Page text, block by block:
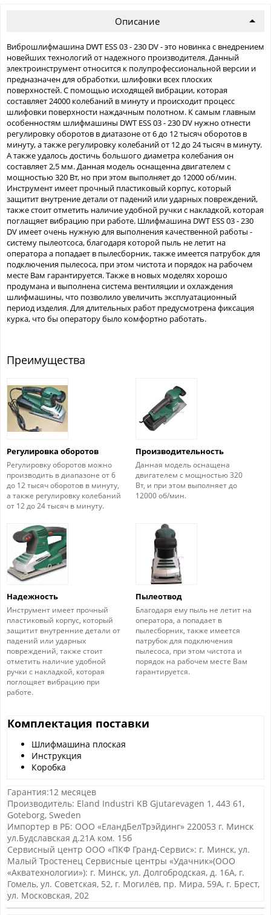
Описание
Виброшлифмашина DWT ESS 03 - 230 DV - это новинка с внедрением
новейших технологий от надежного производителя. Данный
электроинструмент относится к полупрофессиональной версии и
предназначен для обработки, шлифовки всех плоских
поверхностей. С помощью исходящей вибрации, которая
составляет 24000 колебаний в минуту и происходит процесс
шлифовки поверхности наждачным полотном. К самым главным
особенностям шлифмашины DWT ESS 03 - 230 DV нужно отнести
регулировку оборотов в диатазоне от 6 до 12 тысяч оборотов в
минуту, а также регулировку колебаний от 12 до 24 тысяч в минуту.
А также удалось достичь большого диаметра колебания он
составляет 2,5 мм. Данная модель оснащенна двигателем с
мощностью 320 Вт, но при этом выполняет до 12000 об/мин.
Инструмент имеет прочный пластиковый корпус, который
защитит внутрение детали от падений или ударных повреждений,
также стоит отметить наличие удобной ручки с накладкой, которая
поглащяет вибрацию при работе. Шлифмашина DWT ESS 03 - 230
DV имеет очень нужную для выполнения качественной работы -
систему пылеотсоса, благодаря которой пыль не летит на
оператора а попадает в пылесборник, также имеется патрубок для
подключения пылесоса, при этом чистота и порядок на рабочем
месте Вам гарантируется. Также в новых моделях хорошо
продумана и выполнена система вентиляции и охлаждения
шлифмашины, что позволило увеличить эксплуатационный
период изделия. Для длительных работ предусмотрена фиксация
курка, что бы оператору было комфортно работать.
Преимущества
Регулировка оборотов
Регулировку оборотов можно
производить в диапазоне от 6
до 12 тысяч оборотов в минуту,
а также регулировку колебаний
от 12 до 24 тысяч в минуту.
Производительность
Данная модель оснащена
двигателем с мощностью 320
Вт, и при этом выполняет до
12000 об/мин.
Надежность
Инструмент имеет прочный
пластиковый корпус, который
защитит внутренние детали от
падений или ударных
повреждений, также стоит
отметить наличие удобной
ручки с накладкой, которая
поглощяет вибрацию при
работе.
Пылеотвод
Благодаря ему пыль не летит на
оператора, а попадает в
пылесборник, также имеется
патрубок для подключения
пылесоса, при этом чистота и
порядок на рабочем месте Вам
гарантируется.
Комплектация поставки
Шлифмашина плоская
Инструкция
Коробка
Гарантия:12 месяцев
Производитель: Eland Industri KB Gjutarevagen 1, 443 61,
Goteborg, Sweden
Импортер в РБ: ООО «ЕландБелТрэйдинг» 220053 г. Минск
ул.Будславская д.21А ком. 15б
Сервисный центр ООО «ПКФ Гранд-Сервис»: г. Минск, ул.
Малый Тростенец Сервисные центры «Удачник»(ООО
«Акватехнологии»): г. Минск, ул. Долгобродская, д. 16А, г.
Гомель, ул. Советская, 52, г. Могилёв, пр. Мира, 59А, г. Брест,
ул. Московская, 202